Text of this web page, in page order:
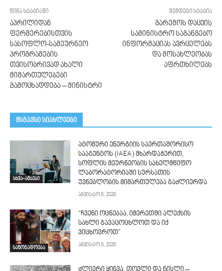
წინა სტატიაში
აპრილიდან
ფერმერებისთვის
სასოფლო-სამეურნეო
პროგრამების
თვისობრივად ახალი
მიმართულებები
გამოცხადდება – მინისტრი
შემდეგი სტატია
გარემოს დაცვის
სამინისტრო საგანგებო
ინფორმაციას ავრცელებს
და მოსახლეობას
აფრთხილებს
მსგავსი სიახლეები
სხვა-ამბები
ატომური ენერგიის საერთაშორისო
სააგენტოს (IAEA) მხარდაჭერით,
სოფლის მეურნეობის სახელმწიფო
ლაბორატორიაში სურსათის
უვნებლობის მიმართულება გაძლიერდა
აგვისტო 6, 2026
საზოგადოება
“ჩვენი ოცნებაა, იმერეთში ალექსის
სახლი გავაცოცხლოთ და იქ
ვიცხოვროთ”
აგვისტო 6, 2026
ძლიერი ყინვა, თოვლი და ნისლი –